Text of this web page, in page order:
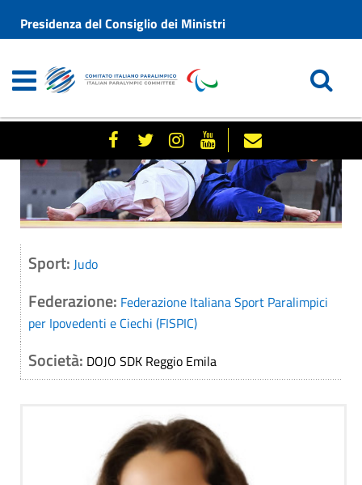
Presidenza del Consiglio dei Ministri
Sport: Judo
Federazione: Federazione Italiana Sport Paralimpici
per Ipovedenti e Ciechi (FISPIC)
Società: DOJO SDK Reggio Emila